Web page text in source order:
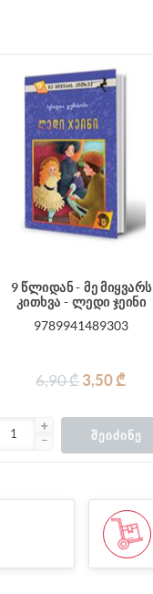
9 წლიდან - მე მიყვარს
კითხვა - ლედი ჯეინი
9789941489303
6,90 ₾3,50 ₾
ᲨᲔᲘᲫᲘᲜᲔ